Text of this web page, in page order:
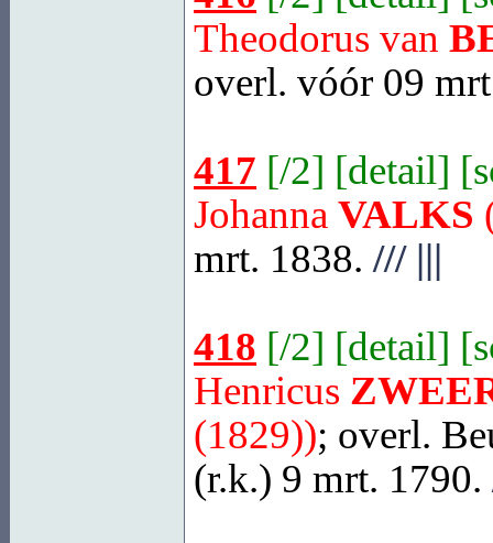
Theodorus van
overl. vóór 09
417 [/2] [detail] [
Johanna VALKS
mrt. 1838. ///|||
418 [/2] [detail] [
Henricus
(1829)); overl.
(r.k.) 9 mrt. 1790.